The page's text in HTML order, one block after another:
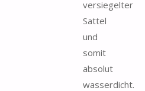
versiegelter
Sattel
und
somit
absolut
wasserdicht.